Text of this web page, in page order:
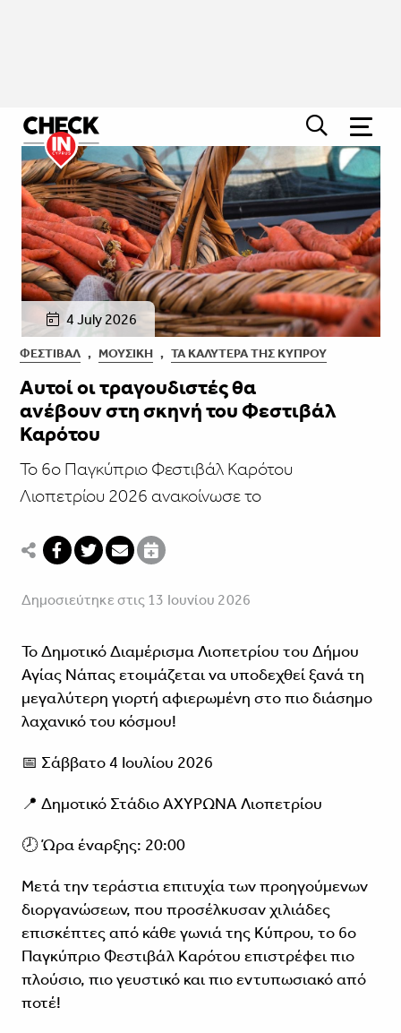
4 July 2026
ΦΕΣΤΙΒΑΛ , ΜΟΥΣΙΚΉ , ΤΑ ΚΑΛΎΤΕΡΑ ΤΗΣ ΚΎΠΡΟΥ
Αυτοί οι τραγουδιστές θα
ανέβουν στη σκηνή του Φεστιβάλ
Καρότου
Το 6ο Παγκύπριο Φεστιβάλ Καρότου
Λιοπετρίου 2026 ανακοίνωσε το
Δημοσιεύτηκε στις 13 Ιουνίου 2026
Το Δημοτικό Διαμέρισμα Λιοπετρίου του Δήμου
Αγίας Νάπας ετοιμάζεται να υποδεχθεί ξανά τη
μεγαλύτερη γιορτή αφιερωμένη στο πιο διάσημο
λαχανικό του κόσμου!
📅 Σάββατο 4 Ιουλίου 2026
📍 Δημοτικό Στάδιο ΑΧΥΡΩΝΑ Λιοπετρίου
🕗 Ώρα έναρξης: 20:00
Μετά την τεράστια επιτυχία των προηγούμενων
διοργανώσεων, που προσέλκυσαν χιλιάδες
επισκέπτες από κάθε γωνιά της Κύπρου, το 6ο
Παγκύπριο Φεστιβάλ Καρότου επιστρέφει πιο
πλούσιο, πιο γευστικό και πιο εντυπωσιακό από
ποτέ!